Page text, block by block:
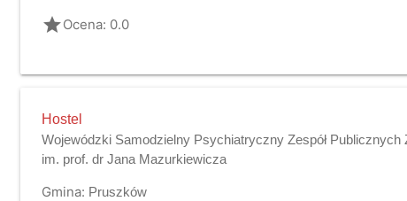
gradeOcena: 0.0
Hostel
Wojewódzki Samodzielny Psychiatryczny Zespół Publicznych
im. prof. dr Jana Mazurkiewicza
Gmina: Pruszków